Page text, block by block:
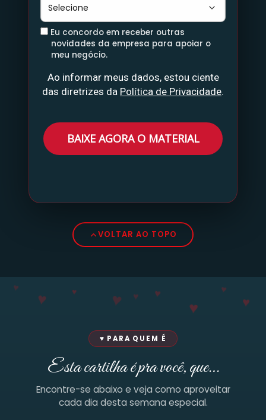
e
* Eu concordo em receber outras
novidades da empresa para apoiar o
meu negócio.
Ao informar meus dados, estou ciente
das diretrizes da Política de Privacidade.
BAIXE AGORA O MATERIAL
VOLTAR AO TOPO
♥ ♥ ♥ ♥ ♥
♥
♥
♥
♥
♥ PARA QUEM É
Esta cartilha é pra você, que…
Encontre-se abaixo e veja como aproveitar
cada dia desta semana especial.